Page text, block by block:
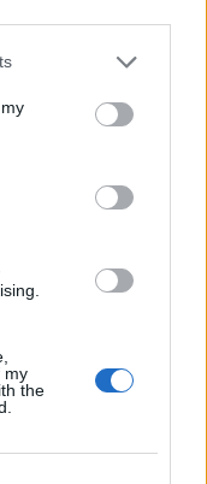
my
the
το μυστήριο
90χρονο